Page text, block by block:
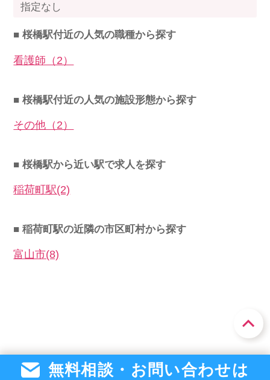
指定なし
■ 桜橋駅付近の人気の職種から探す
看護師（2）
■ 桜橋駅付近の人気の施設形態から探す
その他（2）
■ 桜橋駅から近い駅で求人を探す
稲荷町駅(2)
■ 稲荷町駅の近隣の市区町村から探す
富山市(8)
無料相談・お問い合わせは